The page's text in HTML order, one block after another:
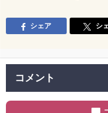
シェア シ
コメント